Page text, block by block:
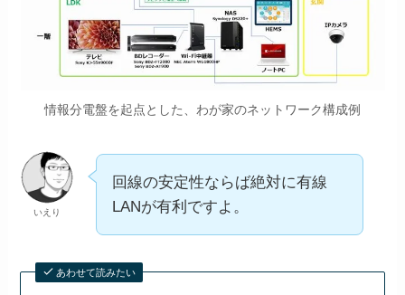
情報分電盤を起点とした、わが家のネットワーク構成例
いえり
回線の安定性ならば絶対に有線
LANが有利ですよ。
あわせて読みたい